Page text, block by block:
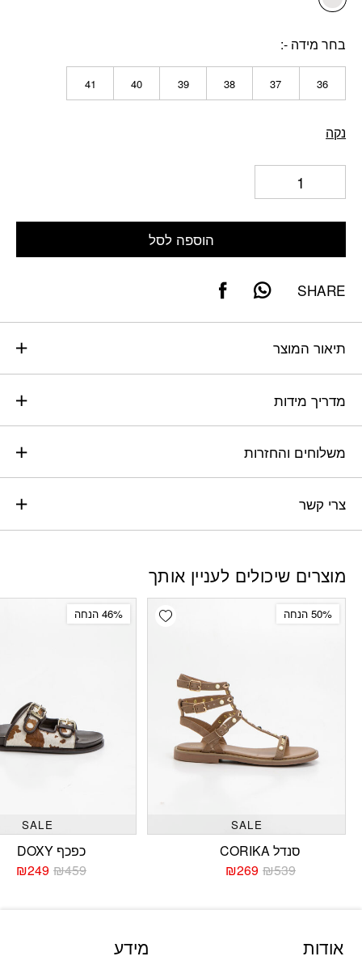
בחר מידה -
36
37
38
39
40
41
נקה
הוספה לסל
SHARE
תיאור המוצר
מדריך מידות
משלוחים והחזרות
צרי קשר
מוצרים שיכולים לעניין אותך
Add wishlist 50% הנחה
SALE
סנדל CORIKA
₪539
המחיר
₪269המחיר
46% הנחה
SALE
כפכף DOXY
₪459
₪249
אודות מידע